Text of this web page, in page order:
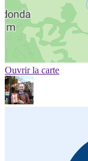
Ouvrir la carte